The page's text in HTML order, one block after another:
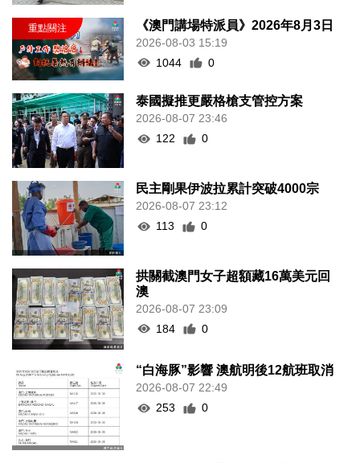
《澳門講場特派員》2026年8月3日
2026-08-03 15:19
1044
0
泰國擬推更嚴格槍支管控方案
2026-08-07 23:46
122
0
民主剛果伊波拉累計突破4000宗
2026-08-07 23:12
113
0
拱關截澳門女子超額藏16萬美元回
澳
2026-08-07 23:09
184
0
“白海豚”影響 澳航明後12航班取消
2026-08-07 22:49
253
0